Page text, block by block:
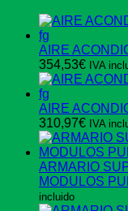
AIRE
354,53€ IVA
AIRE
310,97€ IVA
ARMARIO
MODULOS
incluido